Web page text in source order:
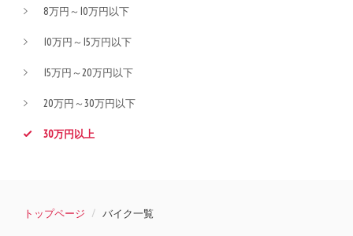
8万円～10万円以下
10万円～15万円以下
15万円～20万円以下
20万円～30万円以下
30万円以上
トップページ バイク一覧